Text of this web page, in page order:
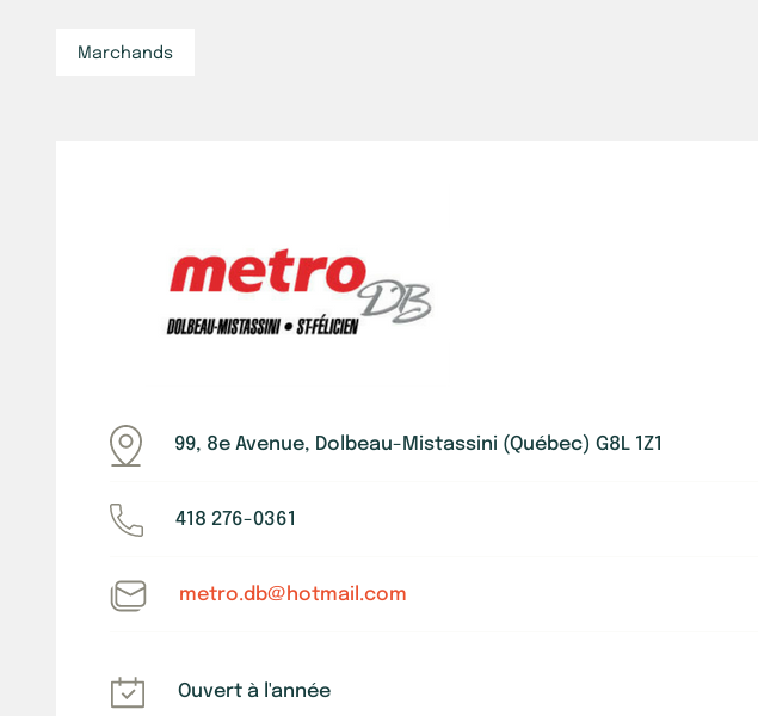
Marchands
99, 8e Avenue, Dolbeau-Mistassini (Québec) G8L 1Z1
418 276-0361
metro.db@hotmail.com
Ouvert à l'année